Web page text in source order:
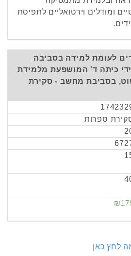
ומודלים וירטואליים לתפיסת
לעומת למידה בסביבה
כיתה ד' המושפעת מלמידת
בסביבת מחשב - סקירת
ספרות
לחץ כאן